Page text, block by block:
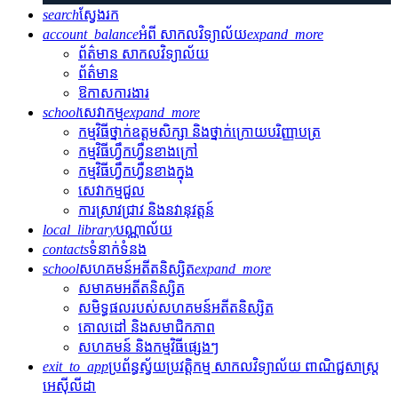
searchស្វែងរក
account_balanceអំពី សាកលវិទ្យាល័យexpand_more
ព័ត៌មាន សាកលវិទ្យាល័យ
ព័ត៌មាន
ឱកាសការងារ
schoolសេវាកម្មexpand_more
កម្មវិធីថ្នាក់ឧត្តមសិក្សា និងថ្នាក់ក្រោយបរិញ្ញាបត្រ
កម្មវិធីហ្វឹកហ្វឺនខាងក្រៅ
កម្មវិធីហ្វឹកហ្វឺនខាងក្នុង
សេវាកម្មជួល
ការស្រាវជ្រាវ និងនវានុវត្តន៍
local_libraryបណ្ណាល័យ
contactsទំនាក់ទំនង
schoolសហគមន៍អតីតនិស្សិតexpand_more
សមាគមអតីតនិស្សិត
សមិទ្ធផលរបស់សហគមន៍អតីតនិស្សិត
គោលដៅ និងសមាជិកភាព
សហគមន៍ និងកម្មវិធីផ្សេងៗ
exit_to_appប្រព័ន្ធស្វ័យប្រវត្តិកម្ម សាកលវិទ្យាល័យ ពាណិជ្ជសាស្រ្ត
អេស៊ីលីដា